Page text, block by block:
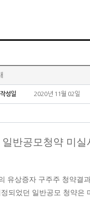
작성일 2020년 11월 02일
반공모청약 미실
유상증자 구주주 청약결
되었던 일반공모 청약은